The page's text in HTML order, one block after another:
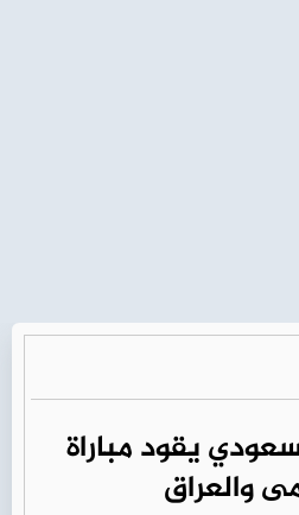
يقود مباراة
والعراق